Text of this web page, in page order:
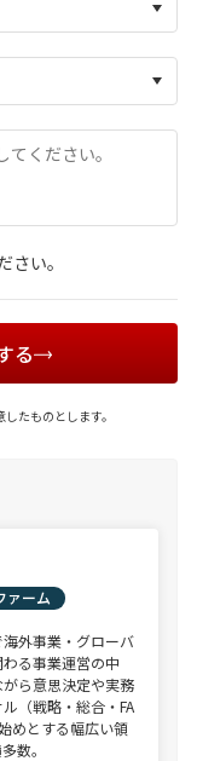
い。
る
したものとします。
ァーム
外事業・グローバ
る事業運営の中
ら意思決定や実務
（戦略・総合・FA
めとする幅広い領
数。